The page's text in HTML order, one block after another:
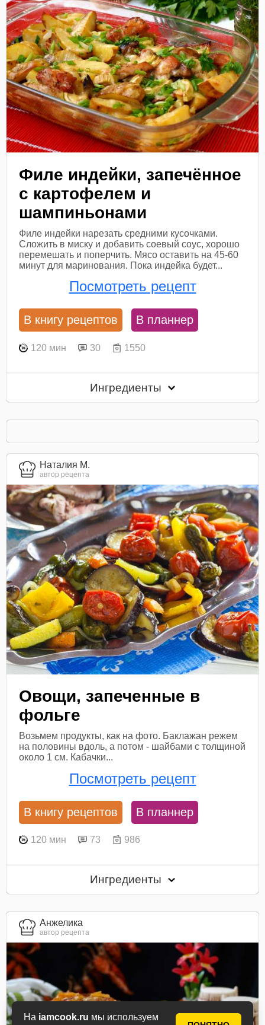
На iamcook.ru мы используем
Филе индейки, запечённое
с картофелем и
шампиньонами
Филе индейки нарезать средними кусочками.
Сложить в миску и добавить соевый соус, хорошо
перемешать и поперчить. Мясо оставить на 45-60
минут для маринования. Пока индейка будет...
Посмотреть рецепт
В книгу рецептов В планнер
120 мин 30 1550
Ингредиенты
Наталия М.
автор рецепта
Овощи, запеченные в
фольге
Возьмем продукты, как на фото. Баклажан режем
на половины вдоль, а потом - шайбами с толщиной
около 1 см. Кабачки...
Посмотреть рецепт
В книгу рецептов В планнер
120 мин 73 986
Ингредиенты
Анжелика
автор рецепта